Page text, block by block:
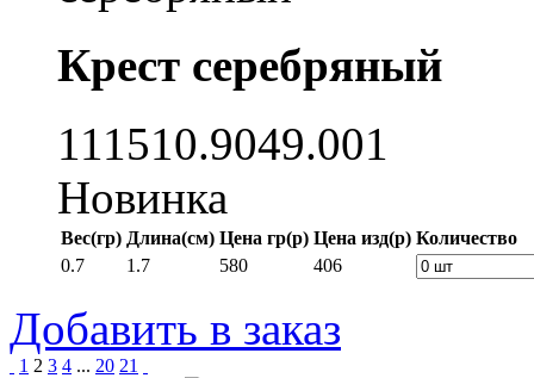
Крест серебряный
111510.9049.001
Новинка
Вес(гр) Длина(см) Цена гр(р) Цена изд(р) Количество
0.7
1.7 580 406
Добавить в заказ
1 2 3 4 ... 20 21